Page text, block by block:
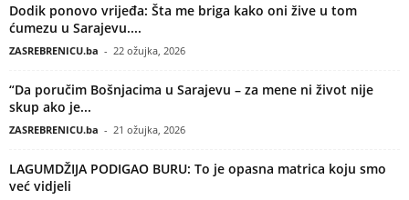
Dodik ponovo vrijeđa: Šta me briga kako oni žive u tom
ćumezu u Sarajevu....
ZASREBRENICU.ba - 22 ožujka, 2026
“Da poručim Bošnjacima u Sarajevu – za mene ni život nije
skup ako je...
ZASREBRENICU.ba - 21 ožujka, 2026
LAGUMDŽIJA PODIGAO BURU: To je opasna matrica koju smo
već vidjeli